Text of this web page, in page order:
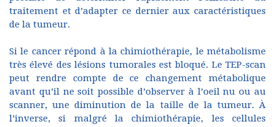
traitement et d’adapter ce dernier aux caractéristiques
de la tumeur.
Si le cancer répond à la chimiothérapie, le métabolisme
très élevé des lésions tumorales est bloqué. Le TEP-scan
peut rendre compte de ce changement métabolique
avant qu’il ne soit possible d’observer à l’oeil nu ou au
scanner, une diminution de la taille de la tumeur. À
l’inverse, si malgré la chimiothérapie, les cellules